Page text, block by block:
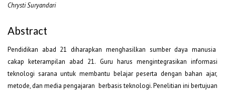
Chrysti Suryandari
Abstract
Pendidikan abad 21 diharapkan menghasilkan sumber daya manusia
cakap keterampilan abad 21. Guru harus mengintegrasikan informasi
teknologi sarana untuk membantu belajar peserta dengan bahan ajar,
metode, dan media pengajaran berbasis teknologi. Penelitian ini bertujuan